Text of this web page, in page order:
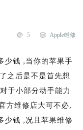
5 Apple维修
少钱 ,当你的苹果手
之后是不是首先想
于小部分动手能力
方维修店大可不必,
少钱 ,况且苹果维修